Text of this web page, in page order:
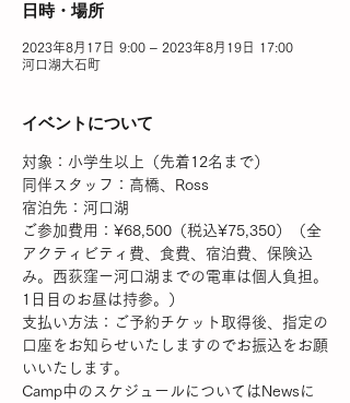
日時・場所
2023年8月17日 9:00 – 2023年8月19日 17:00
河口湖大石町
イベントについて
対象：小学生以上（先着12名まで）
同伴スタッフ：高橋、Ross
宿泊先：河口湖
ご参加費用：¥68,500（税込¥75,350）（全
アクティビティ費、食費、宿泊費、保険込
み。西荻窪ー河口湖までの電車は個人負担。
1日目のお昼は持参。）
支払い方法：ご予約チケット取得後、指定の
口座をお知らせいたしますのでお振込をお願
いいたします。
Camp中のスケジュールについてはNewsに